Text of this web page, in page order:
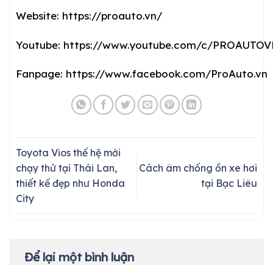
Website: https://proauto.vn/
Youtube: https://www.youtube.com/c/
Fanpage: https://www.facebook.com/ProAuto.vn
Toyota Vios thế hệ mới
chạy thử tại Thái Lan,
thiết kế đẹp như Honda
City
Cách âm chống ồn xe hơi
tại Bạc Liêu
Để lại một bình luận